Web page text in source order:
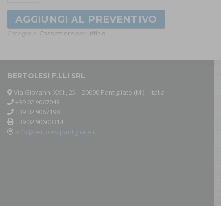
AGGIUNGI AL PREVENTIVO
Categoria: Cassettiere per ufficio
BERTOLESI F.LLI SRL
Via Giovanni XXIII, 25 – 20090 Pantigliate (MI) – Italia
+39 02.9067043
+39 02.9067198
+39 02.90600314
info@bertolesipantigliate.it